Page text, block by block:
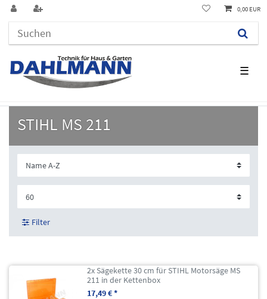
☰
0,00 EUR
STIHL MS 211
Filter
2x Sägekette 30 cm für STIHL Motorsäge MS
211 in der Kettenbox
17,49 € *